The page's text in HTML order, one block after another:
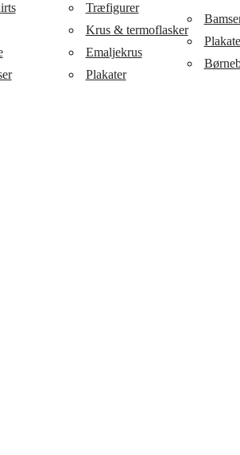
Træfigurer
Krus & termoflasker
Emaljekrus
Plakater